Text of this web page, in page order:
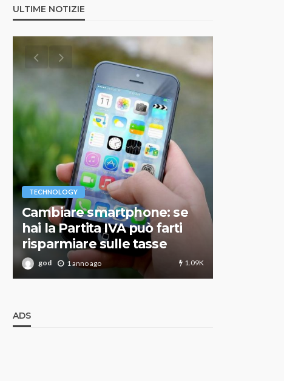
ULTIME NOTIZIE
TECHNOLOGY
Cambiare smartphone: se
hai la Partita IVA può farti
risparmiare sulle tasse
god 1 anno ago 1.09K
ADS